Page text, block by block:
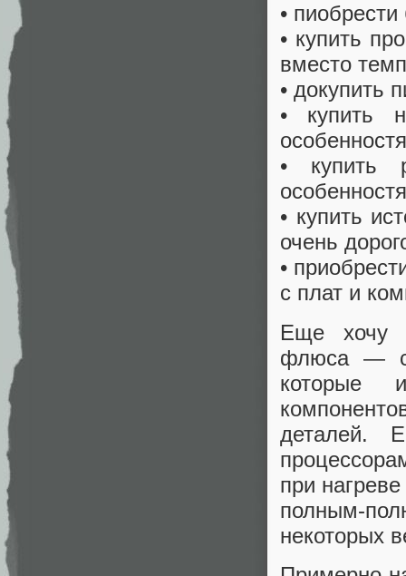
•
• купить
вместо
• докупить
• купить
• купить
• купить
очень
•
с плат и
Еще хочу
флюса —
которые
при
полным-
некоторых